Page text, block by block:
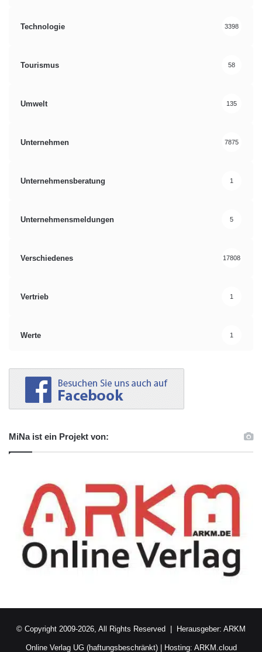
Technologie 3398
Tourismus 58
Umwelt 135
Unternehmen 7875
Unternehmensberatung 1
Unternehmensmeldungen 5
Verschiedenes 17808
Vertrieb 1
Werte 1
MiNa ist ein Projekt von:
© Copyright 2009-2026, All Rights Reserved | Herausgeber: ARKM
Online Verlag UG (haftungsbeschränkt)| Hosting: ARKM.cloud